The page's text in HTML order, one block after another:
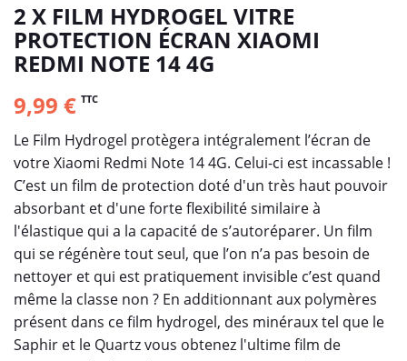
2 X FILM HYDROGEL VITRE
PROTECTION ÉCRAN XIAOMI
REDMI NOTE 14 4G
9,99 € TTC
Le Film Hydrogel protègera intégralement l’écran de
votre Xiaomi Redmi Note 14 4G. Celui-ci est incassable !
C’est un film de protection doté d'un très haut pouvoir
absorbant et d'une forte flexibilité similaire à
l'élastique qui a la capacité de s’autoréparer. Un film
qui se régénère tout seul, que l’on n’a pas besoin de
nettoyer et qui est pratiquement invisible c’est quand
même la classe non ? En additionnant aux polymères
présent dans ce film hydrogel, des minéraux tel que le
Saphir et le Quartz vous obtenez l'ultime film de